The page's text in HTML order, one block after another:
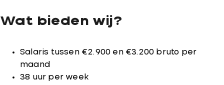
Wat bieden wij?
Salaris tussen €2.900 en €3.200 bruto per
maand
38 uur per week